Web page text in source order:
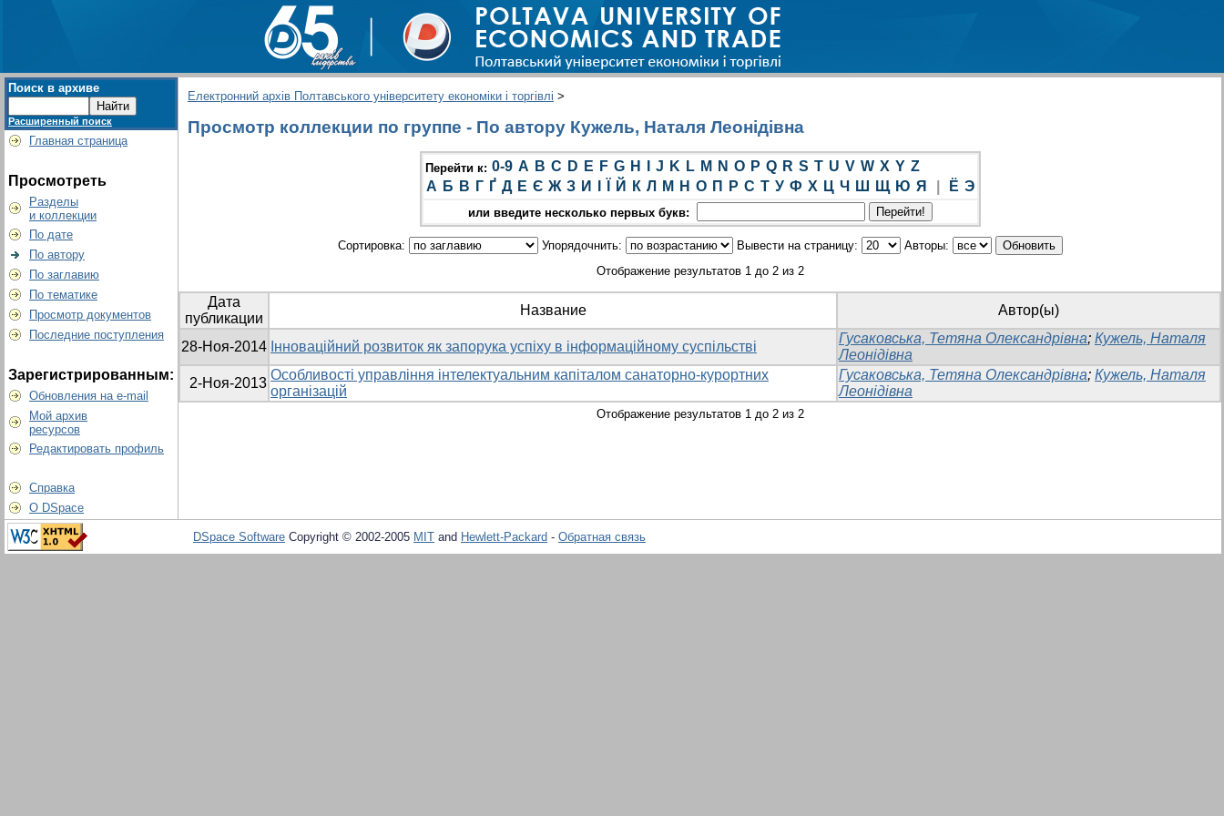
Поиск в архиве
Расширенный поиск
Главная страница
Просмотреть
Разделы
и коллекции
По дате
По автору
По заглавию
По тематике
Просмотр документов
Последние поступления
Зарегистрированным:
Обновления на e-mail
Мой архив
ресурсов
Редактировать профиль
Справка
О DSpace
Електронний архів Полтавського університету економіки і торгівлі >
Просмотр коллекции по группе - По автору Кужель, Наталя Леонідівна
Перейти к: 0-9 A B C D E F G H J K L M N O P Q R S T U V W X Y Z
А Б В Г Ґ Д Е Є Ж З И Й К Л М Н О П Р С Т У Ф Х Ц Ч Ш Щ Ю Я Ё Э
или введите несколько первых букв:
Сортировка: Упорядочнить: Вывести на страницу:
Авторы:
Отображение результатов 1 до 2 из 2
Дата
публикации
Название Автор(ы)
28-Ноя-2014 Інноваційний розвиток як запорука успіху в інформаційному суспільстві
Гусаковська, Тетяна Олександрівна; Кужель, Наталя
Леонідівна
2-Ноя-2013
Особливості управління інтелектуальним капіталом санаторно-курортних
організацій
Гусаковська, Тетяна Олександрівна; Кужель, Наталя
Леонідівна
Отображение результатов 1 до 2 из 2
DSpace Software Copyright © 2002-2005 MIT and Hewlett-Packard - Обратная связь